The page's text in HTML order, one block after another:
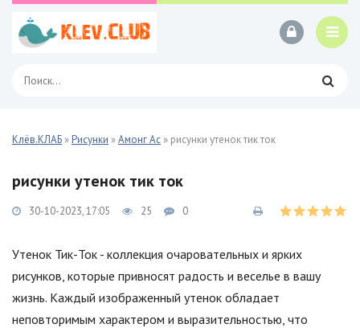
Клёв.КЛАБ »Рисунки »Амонг Ас » рисунки утенок тик ток
рисунки утенок тик ток
30-10-2023, 17:05 25 0
Утенок Тик-Ток - коллекция очаровательных и ярких
рисунков, которые привносят радость и веселье в вашу
жизнь. Каждый изображенный утенок обладает
неповторимым характером и выразительностью, что